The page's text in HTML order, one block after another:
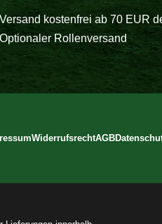
Versand kostenfrei ab 70 EUR
Optionaler Rollenversand
WiderrufsrechtAGB